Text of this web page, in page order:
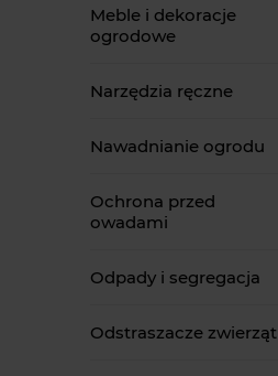
Meble i dekoracje
ogrodowe
Narzędzia ręczne
Nawadnianie ogrodu
Ochrona przed
owadami
Odpady i segregacja
Odstraszacze zwierząt